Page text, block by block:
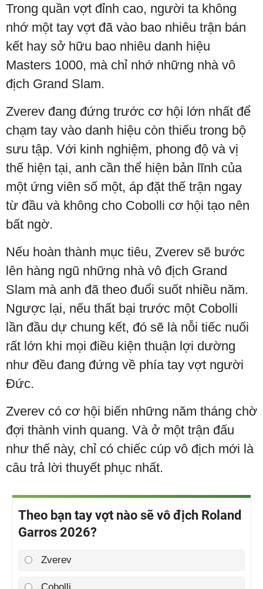
Trong quần vợt đỉnh cao, người ta không
nhớ một tay vợt đã vào bao nhiêu trận bán
kết hay sở hữu bao nhiêu danh hiệu
Masters 1000, mà chỉ nhớ những nhà vô
địch Grand Slam.
Zverev đang đứng trước cơ hội lớn nhất để
chạm tay vào danh hiệu còn thiếu trong bộ
sưu tập. Với kinh nghiệm, phong độ và vị
thế hiện tại, anh cần thể hiện bản lĩnh của
một ứng viên số một, áp đặt thế trận ngay
từ đầu và không cho Cobolli cơ hội tạo nên
bất ngờ.
Nếu hoàn thành mục tiêu, Zverev sẽ bước
lên hàng ngũ những nhà vô địch Grand
Slam mà anh đã theo đuổi suốt nhiều năm.
Ngược lại, nếu thất bại trước một Cobolli
lần đầu dự chung kết, đó sẽ là nỗi tiếc nuối
rất lớn khi mọi điều kiện thuận lợi dường
như đều đang đứng về phía tay vợt người
Đức.
Zverev có cơ hội biến những năm tháng chờ
đợi thành vinh quang. Và ở một trận đấu
như thế này, chỉ có chiếc cúp vô địch mới là
câu trả lời thuyết phục nhất.
Theo bạn tay vợt nào sẽ vô địch Roland
Garros 2026?
Zverev
Cobolli